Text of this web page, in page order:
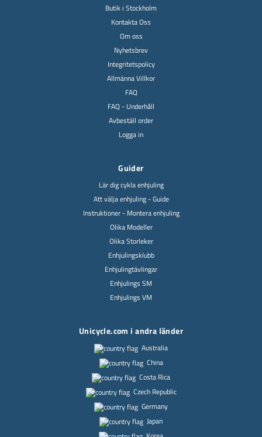
Butik i Stockholm
Kontakta Oss
Om oss
Nyhetsbrev
Integritetspolicy
Allmänna Villkor
FAQ
FAQ - Underhåll
Avbeställ order
Logga in
Guider
Lär dig cykla enhjuling
Att välja enhjuling - Guide
Instruktioner - Montera enhjuling
Olika Modeller
Olika Storleker
Enhjulingsklubb
Enhjulingtävlingar
Enhjulings SM
Enhjulings VM
Unicycle.com i andra länder
Australia
China
Costa Rica
Czech Republic
Germany
Japan